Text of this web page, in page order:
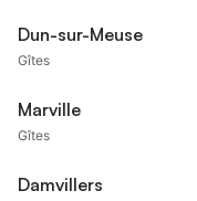
Dun-sur-Meuse
Gîtes
Marville
Gîtes
Damvillers